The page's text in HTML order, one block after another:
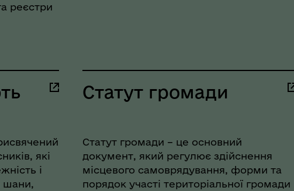
Безоплатна правнича
допомога
реєстри
які
і
шани,
Статут громади
Статут громади – це основний
документ, який регулює здійснення
місцевого самоврядування, форми та
порядок участі територіальної громади